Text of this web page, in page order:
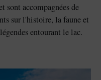
sont accompagnées de
sur l'histoire, la faune et
entourant le lac.